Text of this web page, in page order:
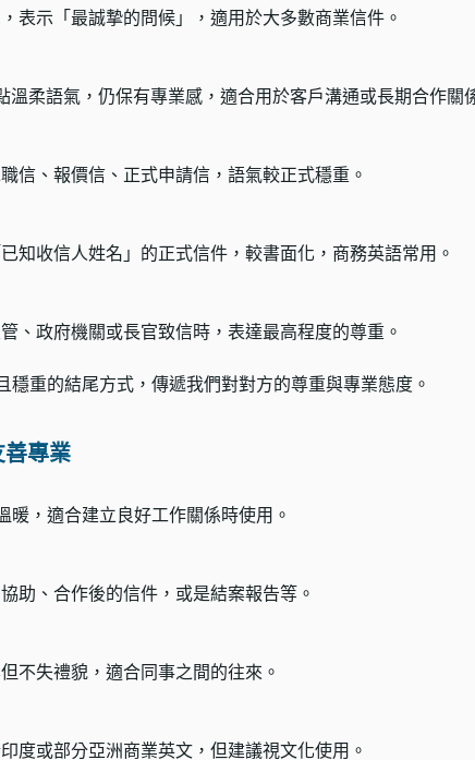
表示「最誠摯的問候」，適用於大多數商業信件。
柔語氣，仍保有專業感，適合用於客戶溝通或長期合作關
信、報價信、正式申請信，語氣較正式穩重。
知收信人姓名」的正式信件，較書面化，商務英語常用。
、政府機關或長官致信時，表達最高程度的尊重。
穩重的結尾方式，傳遞我們對對方的尊重與專業態度。
專業
，適合建立良好工作關係時使用。
助、合作後的信件，或是結案報告等。
不失禮貌，適合同事之間的往來。
度或部分亞洲商業英文，但建議視文化使用。